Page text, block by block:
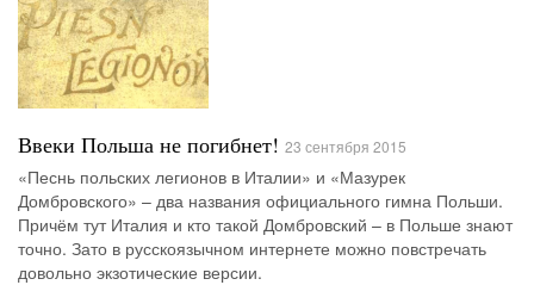
Ввеки Польша не погибнет! 23 сентября 2015
«Песнь польских легионов в Италии» и «Мазурек
Домбровского» – два названия официального гимна Польши.
Причём тут Италия и кто такой Домбровский – в Польше знают
точно. Зато в русскоязычном интернете можно повстречать
довольно экзотические версии.